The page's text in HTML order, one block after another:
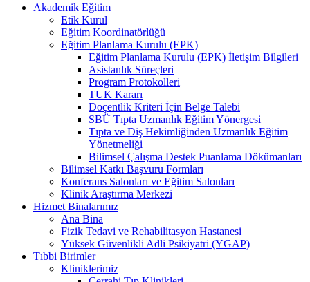
Akademik Eğitim
Etik Kurul
Eğitim Koordinatörlüğü
Eğitim Planlama Kurulu (EPK)
Eğitim Planlama Kurulu (EPK) İletişim Bilgileri
Asistanlık Süreçleri
Program Protokolleri
TUK Kararı
Doçentlik Kriteri İçin Belge Talebi
SBÜ Tıpta Uzmanlık Eğitim Yönergesi
Tıpta ve Diş Hekimliğinden Uzmanlık Eğitim
Yönetmeliği
Bilimsel Çalışma Destek Puanlama Dökümanları
Bilimsel Katkı Başvuru Formları
Konferans Salonları ve Eğitim Salonları
Klinik Araştırma Merkezi
Hizmet Binalarımız
Ana Bina
Fizik Tedavi ve Rehabilitasyon Hastanesi
Yüksek Güvenlikli Adli Psikiyatri (YGAP)
Tıbbi Birimler
Kliniklerimiz